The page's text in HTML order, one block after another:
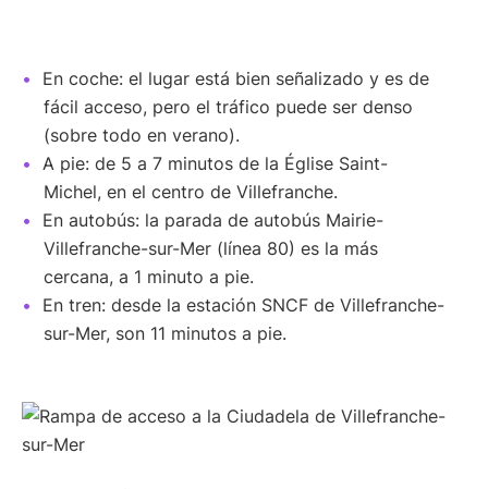
En coche: el lugar está bien señalizado y es de
fácil acceso, pero el tráfico puede ser denso
(sobre todo en verano).
A pie: de 5 a 7 minutos de la Église Saint-
Michel, en el centro de Villefranche.
En autobús: la parada de autobús Mairie-
Villefranche-sur-Mer (línea 80) es la más
cercana, a 1 minuto a pie.
En tren: desde la estación SNCF de Villefranche-
sur-Mer, son 11 minutos a pie.